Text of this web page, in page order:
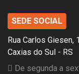
SEDE SOCIAL
Rua Carlos
Caxias do Sul - RS
De segunda a